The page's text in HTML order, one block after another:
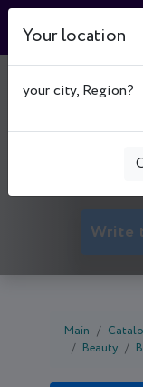
Write
Main
Beauty
Your location
your city, Region?